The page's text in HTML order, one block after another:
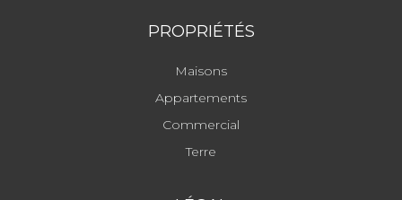
PROPRIÉTÉS
Maisons
Appartements
Commercial
Terre